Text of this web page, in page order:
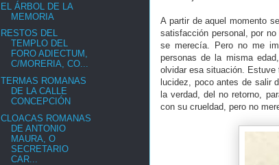
A partir de aquel momento
satisfacción personal, por
se merecía. Pero no me
personas de la misma
olvidar esa situación.
lucidez, poco antes de salir
la verdad, del no retorno,
con su crueldad, pero no
EL ÁRBOL DE LA
MEMORIA
RESTOS DEL
TEMPLO DEL
FORO ADIECTUM,
C/MORERIA, CO...
TERMAS ROMANAS
DE LA CALLE
CONCEPCIÓN
CLOACAS ROMANAS
DE ANTONIO
MAURA, O
SECRETARIO
CAR...